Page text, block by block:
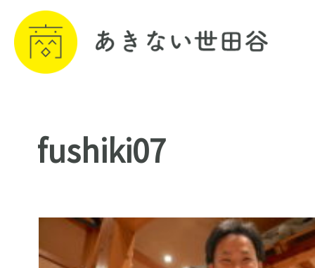
fushiki07